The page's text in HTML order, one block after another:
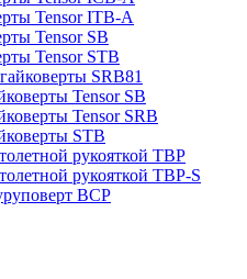
Tensor ITB-A
Tensor SB
Tensor STB
SRB81
Tensor SB
Tensor SRB
STB
рукояткой TBP
рукояткой TBP-S
BCP